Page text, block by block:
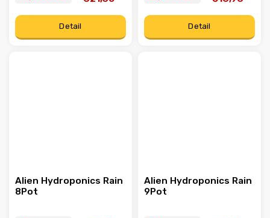
Detail Detail
Alien Hydroponics Rain
8Pot
Alien Hydroponics Rain
9Pot